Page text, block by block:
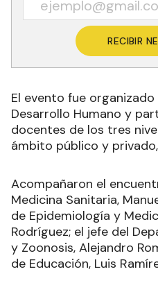
RECIBIR
El evento fue
Desarrollo Humano y
docentes de los tres
ámbito público y
Acompañaron el
Medicina Sanitaria,
de Epidemiología y
Rodríguez; el jefe del
y Zoonosis, Alejandro
de Educación, Luis